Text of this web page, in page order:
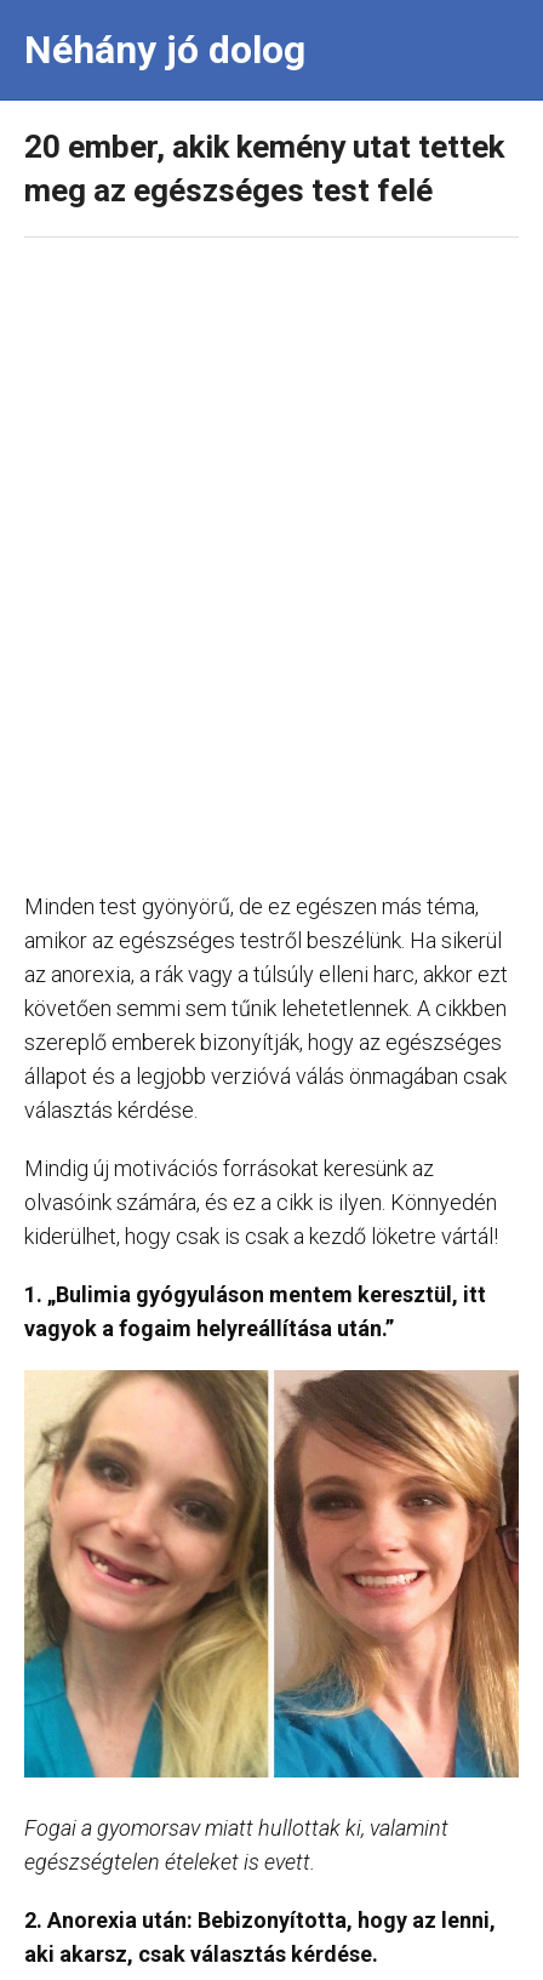
Néhány jó dolog
20 ember, akik kemény utat tettek
meg az egészséges test felé
Minden test gyönyörű, de ez egészen más téma,
amikor az egészséges testről beszélünk. Ha sikerül
az anorexia, a rák vagy a túlsúly elleni harc, akkor ezt
követően semmi sem tűnik lehetetlennek. A cikkben
szereplő emberek bizonyítják, hogy az egészséges
állapot és a legjobb verzióvá válás önmagában csak
választás kérdése.
Mindig új motivációs forrásokat keresünk az
olvasóink számára, és ez a cikk is ilyen. Könnyedén
kiderülhet, hogy csak is csak a kezdő löketre vártál!
1. „Bulimia gyógyuláson mentem keresztül, itt
vagyok a fogaim helyreállítása után.”
Fogai a gyomorsav miatt hullottak ki, valamint
egészségtelen ételeket is evett.
2. Anorexia után: Bebizonyította, hogy az lenni,
aki akarsz, csak választás kérdése.